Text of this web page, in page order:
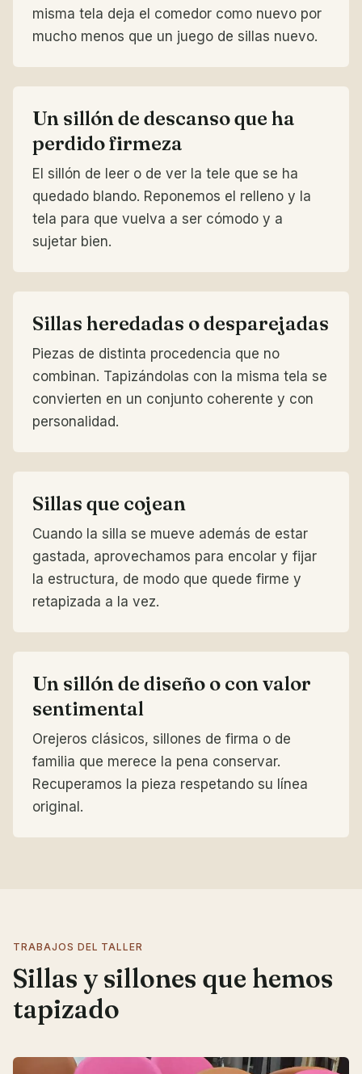
misma tela deja el comedor como nuevo por
mucho menos que un juego de sillas nuevo.
Un sillón de descanso que ha
perdido firmeza
El sillón de leer o de ver la tele que se ha
quedado blando. Reponemos el relleno y la
tela para que vuelva a ser cómodo y a
sujetar bien.
Sillas heredadas o desparejadas
Piezas de distinta procedencia que no
combinan. Tapizándolas con la misma tela se
convierten en un conjunto coherente y con
personalidad.
Sillas que cojean
Cuando la silla se mueve además de estar
gastada, aprovechamos para encolar y fijar
la estructura, de modo que quede firme y
retapizada a la vez.
Un sillón de diseño o con valor
sentimental
Orejeros clásicos, sillones de firma o de
familia que merece la pena conservar.
Recuperamos la pieza respetando su línea
original.
TRABAJOS DEL TALLER
Sillas y sillones que hemos
tapizado